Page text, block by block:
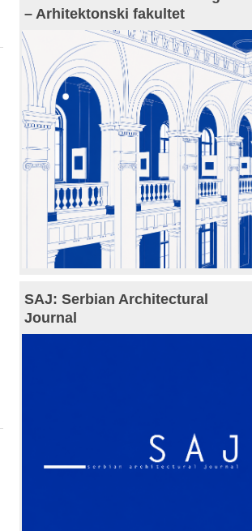
– Arhitektonski fakultet
SAJ: Serbian Architectural
Journal